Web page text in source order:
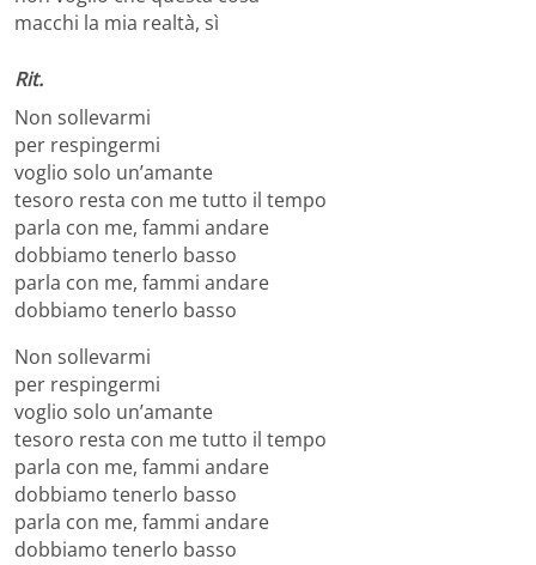
macchi la mia realtà, sì
Rit.
Non sollevarmi
per respingermi
voglio solo un’amante
tesoro resta con me tutto il tempo
parla con me, fammi andare
dobbiamo tenerlo basso
parla con me, fammi andare
dobbiamo tenerlo basso
Non sollevarmi
per respingermi
voglio solo un’amante
tesoro resta con me tutto il tempo
parla con me, fammi andare
dobbiamo tenerlo basso
parla con me, fammi andare
dobbiamo tenerlo basso